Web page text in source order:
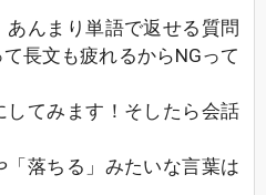
んまり単語で返せる質問
長文も疲れるからNGって
してみます！そしたら会話
落ちる」みたいな言葉は